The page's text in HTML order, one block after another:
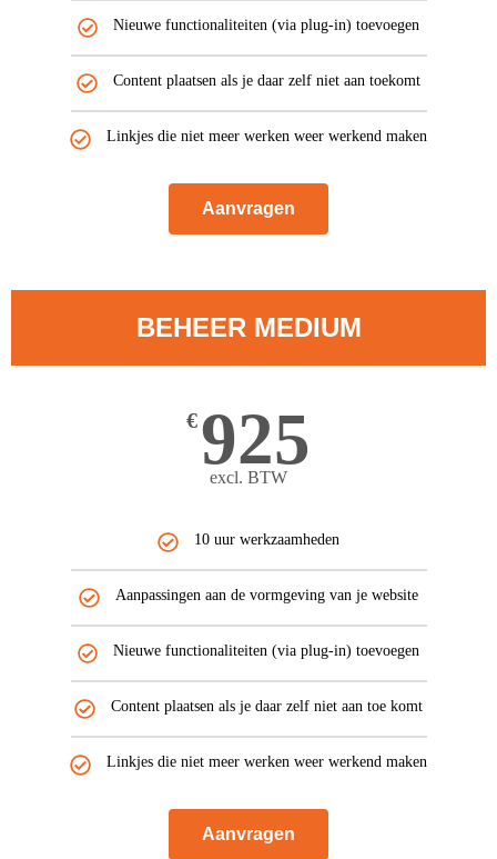
Nieuwe functionaliteiten (via plug-in) toevoegen
Content plaatsen als je daar zelf niet aan toekomt
Linkjes die niet meer werken weer werkend maken
Aanvragen
BEHEER MEDIUM
€925
excl. BTW
10 uur werkzaamheden
Aanpassingen aan de vormgeving van je website
Nieuwe functionaliteiten (via plug-in) toevoegen
Content plaatsen als je daar zelf niet aan toe komt
Linkjes die niet meer werken weer werkend maken
Aanvragen